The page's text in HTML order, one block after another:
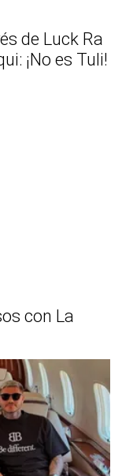
de Luck Ra
¡No es Tuli!
con La